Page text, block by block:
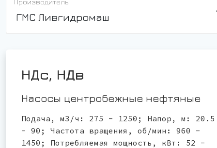
ГМС Ливгидромаш
НДс, НДв
Насосы центробежные нефтяные
Подача, м3/ч: 275 - 1250; Напор, м: 20.5
- 90; Частота вращения, об/мин: 960 -
1450; Потребляемая мощность, кВт: 52 -